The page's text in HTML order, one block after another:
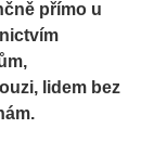
přímo u
lidem bez